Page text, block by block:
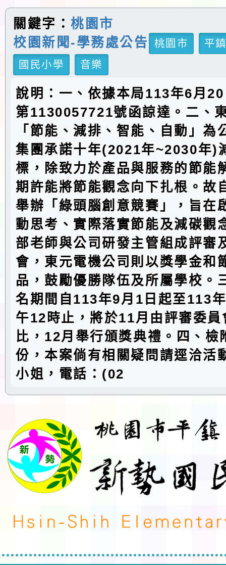
關鍵字：桃園市
校園新聞-學務處公告
桃園市
平
國民小學
音樂
說明：一、依據本局113年6月
第1130057721號函諒達。二、
「節能、減排、智能、自動」為
集團承諾十年(2021年~2030年)
標，除致力於產品與服務的節能
期許能將節能觀念向下扎根。故
舉辦「綠頭腦創意競賽」，旨在
動思考、實際落實節能及減碳觀
部老師與公司研發主管組成評審
會，東元電機公司則以獎學金和
品，鼓勵優勝隊伍及所屬學校。
名期間自113年9月1日起至113
午12時止，將於11月由評審委員
比，12月舉行頒獎典禮。四、檢
份，本案倘有相關疑問請逕洽活
小姐，電話：(02